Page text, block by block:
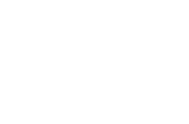
d´entreprises